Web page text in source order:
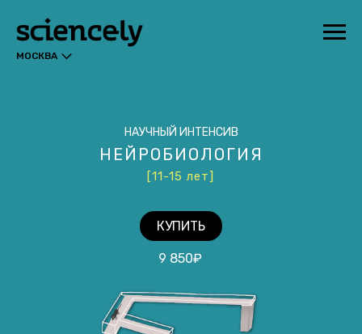
МОСКВА
НЕЙРОБИОЛОГИЯ
НАУЧНЫЙ ИНТЕНСИВ
КУПИТЬ
9 850₽
[11-15 лет]